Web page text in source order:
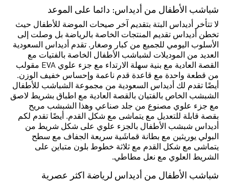
شباشب الأطفال من أديداس: دائما على الموعد
لا تتأخر أديداس البتة بتقديم آخر صيحات الموضة للأطفال حيث
تخطن أديداس تقديم المنتجات الخاصة بالرياضة بل وصلت إلى
الأسلوب اليومي للجميع من كبار وصغار. تقدم أديداس السعودية
العديد من الموديلات لشباشب الأطفال الخاصة بالفتيات مع
القصة العادية مع بنية سهلة الارتداء مع جزء علوي EVA مقولب
من قطعة واحدة مع قاعدة قدم ناعمة وإحساس خفيف الوزن.
أيضًا تقدم لك أديداس السعودية من مجموعة الشباشب للأطفال
الشبشب الخاص بالفتيان بالقصة العادية مع اطباق بشريط لاصق
مع جزء علوي مصنوع من جلد صناعي وهذا الشبشب مريح
بقصة قابلة للتعديل مع يتماشى مع شكل القدم. أيضًا تقدم لكم
أديداس شبشب الأطفال بالجزء علوي على شكل شريط من
البولي يوريثين مع بطانة قماشَية سريعة الجفاف مع سطح
يتماشى مع شكل القدم مع ثلاثة خطوط بلون متباين على
الشريط العلوي مع نعل مطاطي.
شباشب الأطفال من أديداس لرياضة اكثر عصرية